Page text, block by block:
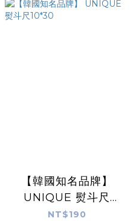
【韓國知名品牌】
UNIQUE 熨斗尺
10*30
NT$190